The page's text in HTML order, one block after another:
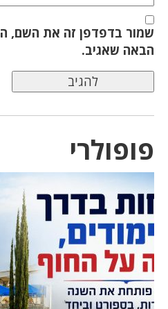
שמור בדפדפן זה את השם,
הבאה שאגיב.
פופולרי